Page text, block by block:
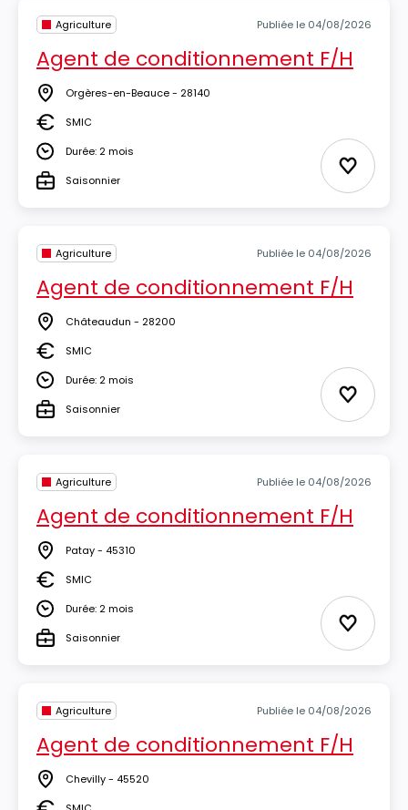
Agriculture Publiée le 04/08/2026
Agent de conditionnement F/H
Lieu Orgères-en-Beauce - 28140
Salaire
SMIC
DuréeDurée: 2 mois
TypeSaisonnier Ajouter
Agriculture Publiée le 04/08/2026
Agent de conditionnement F/H
Lieu Châteaudun - 28200
Salaire
SMIC
DuréeDurée: 2 mois
TypeSaisonnier Ajouter
Agriculture Publiée le 04/08/2026
Agent de conditionnement F/H
Lieu Patay - 45310
Salaire
SMIC
DuréeDurée: 2 mois
TypeSaisonnier Ajouter
Agriculture Publiée le 04/08/2026
Agent de conditionnement F/H
Lieu Chevilly - 45520